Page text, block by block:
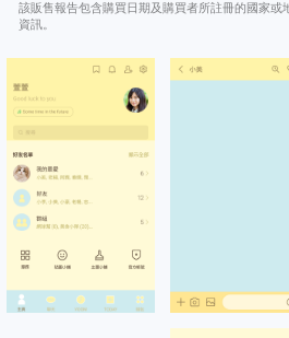
該販售報告包含購買日期及購買者所註冊的國家或
資訊。